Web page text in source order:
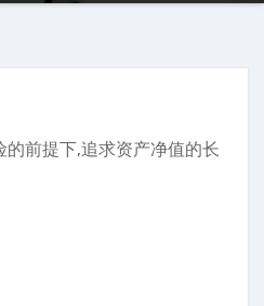
前提下,追求资产净值的长